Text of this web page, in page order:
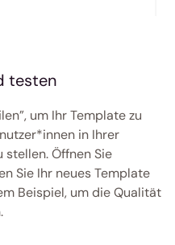
testen
um Ihr Template zu
in Ihrer
stellen. Öffnen Sie
Sie Ihr neues Template
Beispiel, um die Qualität